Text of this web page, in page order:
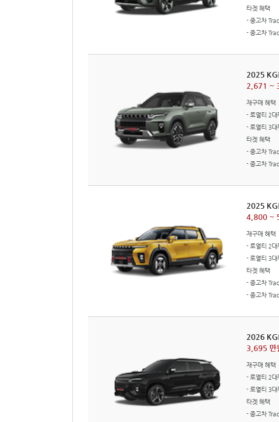
타겟 혜택
- 중고차
- 중고차
2025
2,671 ~
재구매 혜택
- 로열티 2
- 로열티 3
타겟 혜택
- 중고차
- 중고차
2025
4,800 ~
재구매 혜택
- 로열티 2
- 로열티 3
타겟 혜택
- 중고차
- 중고차
2026
3,695 만
재구매 혜택
- 로열티 2
- 로열티 3
타겟 혜택
- 중고차